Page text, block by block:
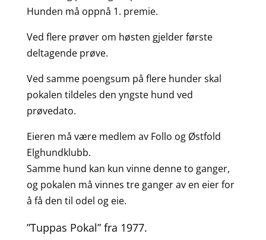
Hunden må oppnå 1. premie.
Ved flere prøver om høsten gjelder første
deltagende prøve.
Ved samme poengsum på flere hunder skal
pokalen tildeles den yngste hund ved
prøvedato.
Eieren må være medlem av Follo og Østfold
Elghundklubb.
Samme hund kan kun vinne denne to ganger,
og pokalen må vinnes tre ganger av en eier for
å få den til odel og eie.
”Tuppas Pokal” fra 1977.